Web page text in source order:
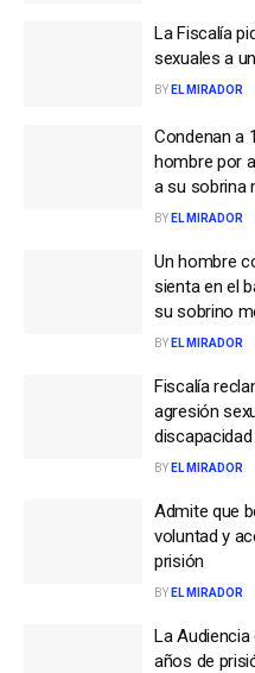
La Fiscalía
sexuales a
BY EL MIRADOR
Condenan a
hombre por
a su sobrina
BY EL MIRADOR
Un hombre
sienta en el
su sobrino
BY EL MIRADOR
Fiscalía
agresión
discapacidad
BY EL MIRADOR
Admite que
voluntad y
prisión
BY EL MIRADOR
La
años de